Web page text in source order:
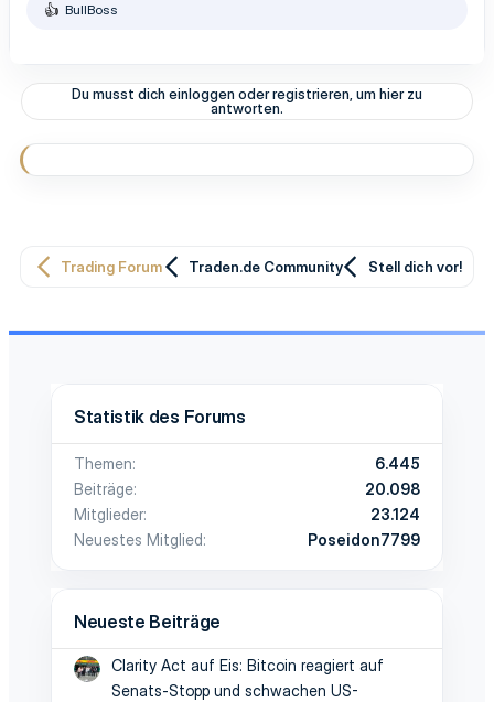
R
t
o
n
n
BullBoss
Du musst dich einloggen oder registrieren, um hier zu
antworten.
Trading Forum Traden.de Community Stell dich vor!
Statistik des Forums
Themen
6.445
Beiträge
20.098
Mitglieder
23.124
Neuestes Mitglied
Poseidon7799
Neueste Beiträge
Clarity Act auf Eis: Bitcoin reagiert auf
Senats-Stopp und schwachen US-